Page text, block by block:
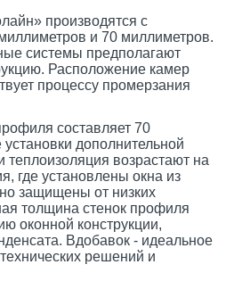
производятся с
и 70 миллиметров.
системы предполагают
Расположение камер
процессу промерзания
составляет 70
дополнительной
теплоизоляция возрастают на
где установлены окна из
защищены от низких
толщина стенок профиля
оконной конструкции,
Вдобавок - идеальное
решений и